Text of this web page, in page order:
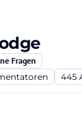
Fragen
445